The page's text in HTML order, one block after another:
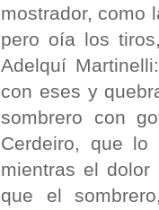
mostrador, como
pero oía los
Adelquí
con eses y
sombrero con
Cerdeiro, que lo
mientras el
que el